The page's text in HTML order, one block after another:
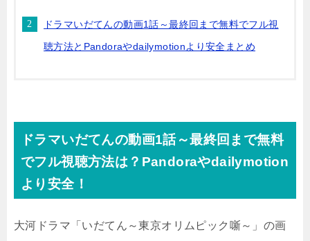
ドラマいだてんの動画1話～最終回まで無料でフル視
聴方法とPandoraやdailymotionより安全まとめ
ドラマいだてんの動画1話～最終回まで無料
でフル視聴方法は？Pandoraやdailymotion
より安全！
大河ドラマ「いだてん～東京オリムピック噺～」の画